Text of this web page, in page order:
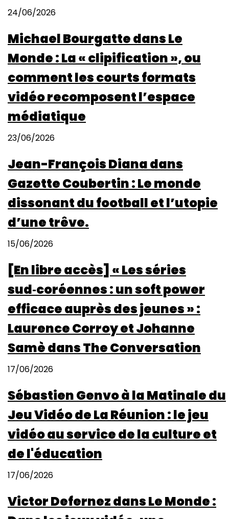
24/06/2026
Michael Bourgatte dans Le
Monde : La « clipification », ou
comment les courts formats
vidéo recomposent l’espace
médiatique
23/06/2026
Jean-François Diana dans
Gazette Coubertin : Le monde
dissonant du football et l’utopie
d’une trêve.
15/06/2026
[En libre accès] « Les séries
sud‑coréennes : un soft power
efficace auprès des jeunes » :
Laurence Corroy et Johanne
Samè dans The Conversation
17/06/2026
Sébastien Genvo à la Matinale du
Jeu Vidéo de La Réunion : le jeu
vidéo au service de la culture et
de l'éducation
17/06/2026
Victor Defernez dans Le Monde :